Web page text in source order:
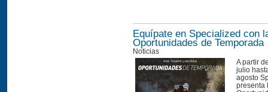
Equípate en Specialized con
Oportunidades de Temporada
Noticias
A partir
julio
agosto
presenta